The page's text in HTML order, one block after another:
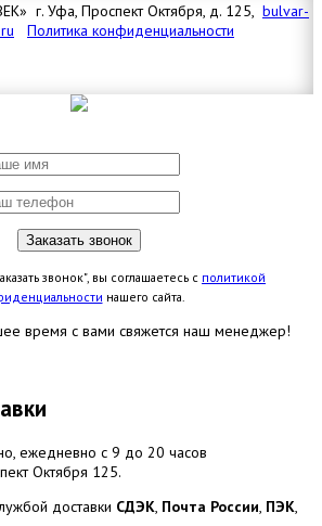
г. Уфа, Проспект Октября, д. 125, bulvar-
Политика конфиденциальности
звонок", вы соглашаетесь с политикой
нашего сайта.
время с вами свяжется наш менеджер!
ежедневно с 9 до 20 часов
Октября 125.
доставки СДЭК, Почта России, ПЭК,